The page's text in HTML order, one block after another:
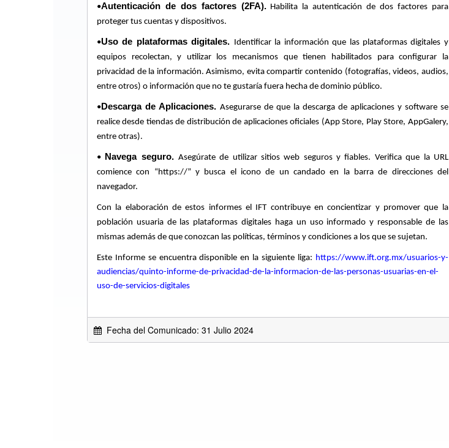
•Autenticación de dos factores (2FA).Habilita la autenticación de dos factores para
proteger tus cuentas y dispositivos.
•Uso de plataformas digitales. Identificar la información que las plataformas digitales y
equipos recolectan, y utilizar los mecanismos que tienen habilitados para configurar la
privacidad de la información. Asimismo, evita compartir contenido (fotografías, videos, audios,
entre otros) o información que no te gustaría fuera hecha de dominio público.
•Descarga de Aplicaciones. Asegurarse de que la descarga de aplicaciones y software se
realice desde tiendas de distribución de aplicaciones oficiales (App Store, Play Store, AppGalery,
entre otras).
• Navega seguro.Asegúrate de utilizar sitios web seguros y fiables. Verifica que la URL
comience con “https://” y busca el icono de un candado en la barra de direcciones del
navegador.
Con la elaboración de estos informes el IFT contribuye en concientizar y promover que la
población usuaria de las plataformas digitales haga un uso informado y responsable de las
mismas además de que conozcan las políticas, términos y condiciones a los que se sujetan.
Este Informe se encuentra disponible en la siguiente liga: https://www.ift.org.mx/usuarios-y-
audiencias/quinto-informe-de-privacidad-de-la-informacion-de-las-personas-usuarias-en-el-
uso-de-servicios-digitales
Fecha del Comunicado: 31 Julio 2024